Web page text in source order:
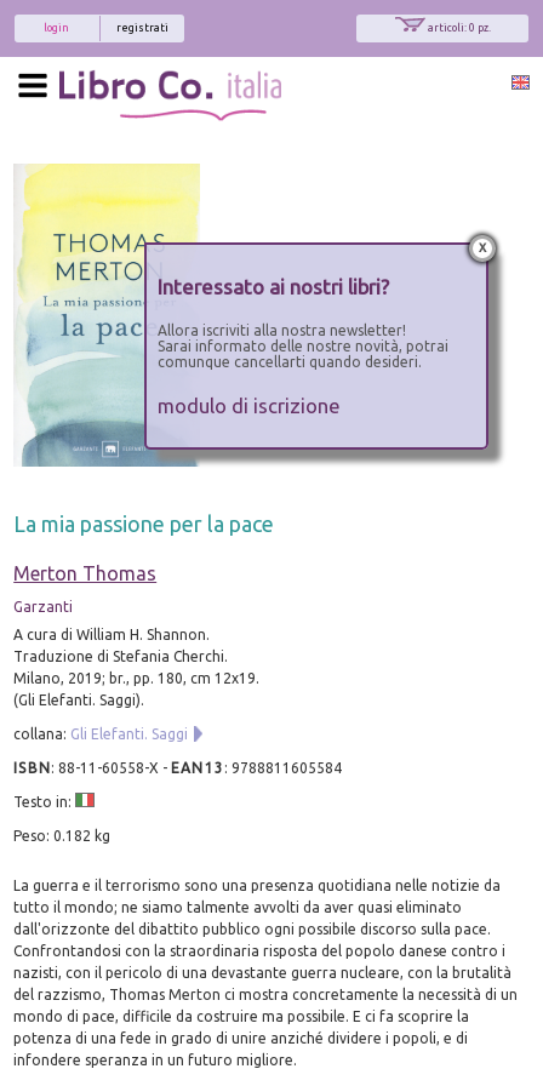
articoli: 0 pz.
registrati
login
La mia passione per la pace
Merton Thomas
Garzanti
A cura di William H. Shannon.
Traduzione di Stefania Cherchi.
Milano, 2019; br., pp. 180, cm 12x19.
(Gli Elefanti. Saggi).
collana: Gli Elefanti. Saggi
ISBN:88-11-60558-X - EAN13 :9788811605584
Testo in:
Peso: 0.182 kg
La guerra e il terrorismo sono una presenza quotidiana nelle notizie da
tutto il mondo; ne siamo talmente avvolti da aver quasi eliminato
dall'orizzonte del dibattito pubblico ogni possibile discorso sulla pace.
Confrontandosi con la straordinaria risposta del popolo danese contro i
nazisti, con il pericolo di una devastante guerra nucleare, con la brutalità
del razzismo, Thomas Merton ci mostra concretamente la necessità di un
mondo di pace, difficile da costruire ma possibile. E ci fa scoprire la
potenza di una fede in grado di unire anziché dividere i popoli, e di
infondere speranza in un futuro migliore.
x
Interessato ai nostri libri?
Allora iscriviti alla nostra newsletter!
Sarai informato delle nostre novità, potrai
comunque cancellarti quando desideri.
modulo di iscrizione